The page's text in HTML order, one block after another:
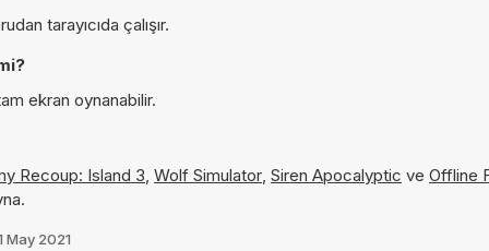
tarayıcıda çalışır.
ekran oynanabilir.
Recoup: Island 3, Wolf Simulator, Siren Apocalyptic ve Offline
May 2021